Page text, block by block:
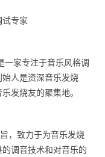
专家
一家专注于音乐风格调
人是资深音乐发烧
发烧友的聚集地。
，致力于为音乐发烧
调音技术和对音乐的